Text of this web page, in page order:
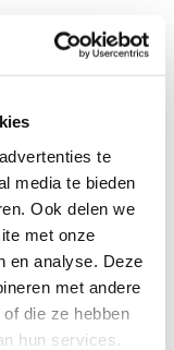
te
media te bieden
Ook delen we
met onze
en analyse. Deze
met andere
die ze hebben
hun services.
1 2 3
de
gaan starten,